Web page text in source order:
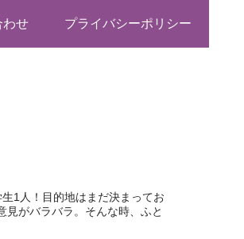
わせ プライバシーポリシー
1人！目的地はまだ決まってお
見がバラバラ。そんな時、ふと